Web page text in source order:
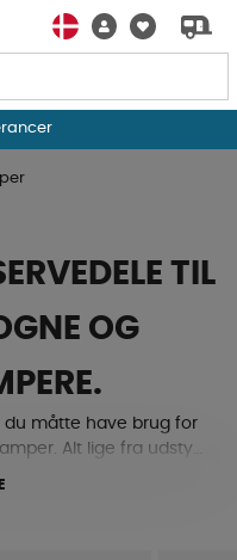
TIL
OG
du måtte have brug for
Alt lige fra udstyr